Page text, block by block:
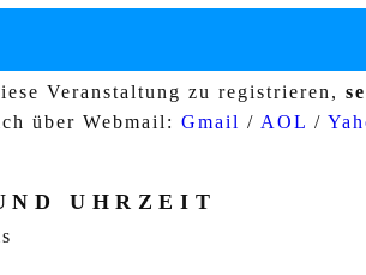
Veranstaltung zu registrieren,
über Webmail: Gmail / AOL /
UHRZEIT